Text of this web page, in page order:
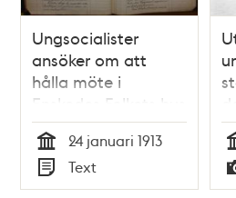
Ungsocialister
ansöker om att
hålla möte i
Enskedes Folkets hus
för
Amaltheamännen -
polisrapport 1913
Tid
24 januari 1913
Typ
Text